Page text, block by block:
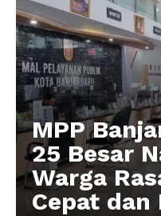
MPP
25 Besar
Warga
Cepat dan